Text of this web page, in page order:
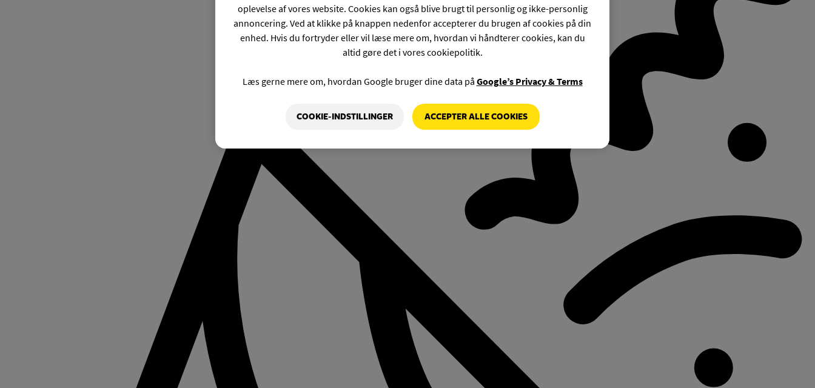
oplevelse af vores website. Cookies kan også blive brugt til personlig og ikke-personlig
annoncering. Ved at klikke på knappen nedenfor accepterer du brugen af cookies på din
enhed. Hvis du fortryder eller vil læse mere om, hvordan vi håndterer cookies, kan du
altid gøre det i vores cookiepolitik.
Læs gerne mere om, hvordan Google bruger dine data på Google’s Privacy & Terms
COOKIE-INDSTILLINGER ACCEPTER ALLE COOKIES